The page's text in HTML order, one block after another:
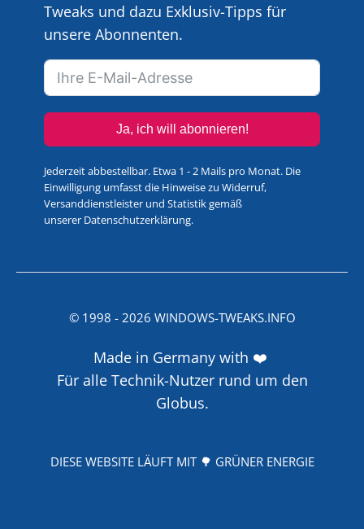
Tweaks und dazu Exklusiv-Tipps für
unsere Abonnenten.
Ja, ich will abonnieren!
Jederzeit abbestellbar. Etwa 1 - 2 Mails pro Monat. Die
Einwilligung umfasst die Hinweise zu Widerruf,
Versanddienstleister und Statistik gemäß
unserer Datenschutzerklärung.
© 1998 - 2026 WINDOWS-TWEAKS.INFO
Made in Germany with ❤️
Für alle Technik-Nutzer rund um den
Globus.
DIESE WEBSITE LÄUFT MIT 🌳 GRÜNER ENERGIE